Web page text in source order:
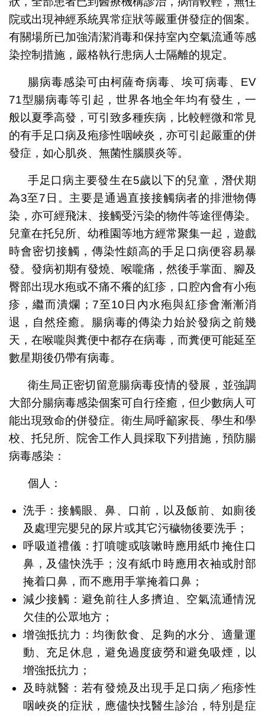
院或出現神經系統異常症狀等嚴重併發症的個案。
有關場所已加強清潔消毒和保持室內空氣流通等感
染控制措施，嚴格執行患病人士隔離的規定。
腸病毒感染可由柯薩奇病毒、埃可病毒、EV
71型腸病毒等引起，世界各地全年均有發生，一
般以夏季高發，可引致多種疾病，比較輕微和常見
的有手足口病及疱疹性咽峽炎，亦可引起嚴重的併
發症，如心肌炎、無菌性腦膜炎等。
手足口病主要發生在5歲以下的兒童，潛伏期
為3至7日。主要是通過直接接觸病者的排泄物傳
染，亦可經飛沫、接觸受污染的物件等途徑傳染。
兒童在托兒所、幼稚園等地方經常聚集一起，遊戲
時會密切接觸，傳染性頗高的手足口病便容易暴
發。發病初期有發燒、喉嚨痛，然後手掌面、腳及
臀部出現水疱或不痛不癢的紅疹，口腔內會有小疱
疹，繼而潰爛；7至10日內水疱與紅疹會漸漸消
退，自然痊癒。腸病毒的傳染力始於發病之前幾
天，在喉嚨與糞便中都存在病毒，而糞便可能延至
數星期後仍帶有病毒。
衛生局正密切留意腸病毒疫情的發展，並強調
大部分腸病毒感染個案可自行痊癒，但少數病人可
能出現致命的併發症。衛生局呼籲家長、學生和學
校、托兒所、院舍工作人員採取下列措施，預防腸
病毒感染：
個人：
洗手：接觸眼、鼻、口前，以及飯前、如廁後
及處理完嬰兒的尿片或其它污穢物後要洗手；
呼吸道禮儀：打噴嚏或咳嗽時應用紙巾掩住口
鼻，及儘快洗手；沒有紙巾時應用衣袖或肘部
掩着口鼻，而不應用手掌掩着口鼻；
減少接觸：避免前往人多擠迫、空氣流通情況
欠佳的公眾地方；
增強抵抗力：均衡飲食、足夠的水分、適量運
動、充足休息，避免過度疲勞和避免吸煙，以
增強抵抗力；
及時就醫：若有發燒及出現手足口病／疱疹性
咽峽炎的症狀，應儘快找醫生診治，特別是症